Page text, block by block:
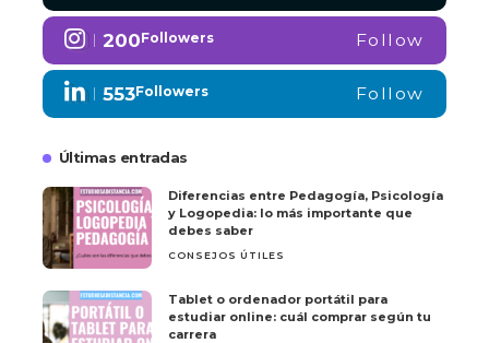
200Followers Follow
553Followers Follow
Últimas entradas
Diferencias entre Pedagogía, Psicología
y Logopedia: lo más importante que
debes saber
CONSEJOS ÚTILES
Tablet o ordenador portátil para
estudiar online: cuál comprar según tu
carrera